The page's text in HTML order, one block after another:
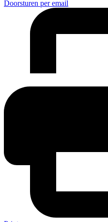
Doorsturen per email